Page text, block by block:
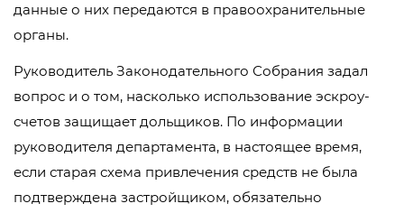
данные о них передаются в правоохранительные
органы.
Руководитель Законодательного Собрания задал
вопрос и о том, насколько использование эскроу-
счетов защищает дольщиков. По информации
руководителя департамента, в настоящее время,
если старая схема привлечения средств не была
подтверждена застройщиком, обязательно